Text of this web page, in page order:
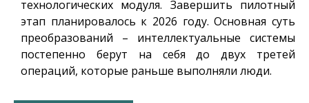
технологических модуля. Завершить пилотный
этап планировалось к 2026 году. Основная суть
преобразований – интеллектуальные системы
постепенно берут на себя до двух третей
операций, которые раньше выполняли люди.